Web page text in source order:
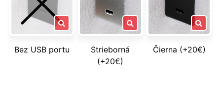
Bez USB portu
Strieborná
(+20€)
Čierna (+20€)